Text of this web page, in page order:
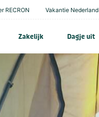
RECRON Vakantie Nederland
Zakelijk Dagje uit